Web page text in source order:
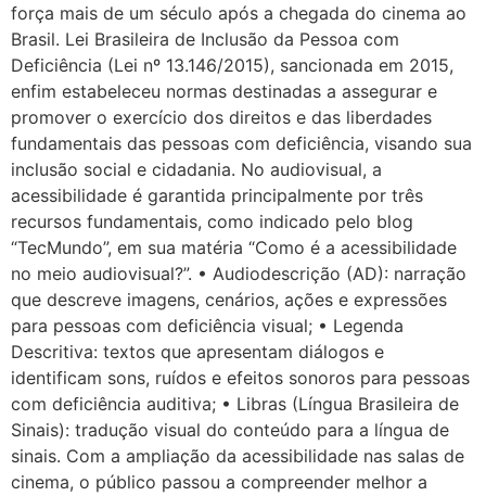
força mais de um século após a chegada do cinema ao
Brasil. Lei Brasileira de Inclusão da Pessoa com
Deficiência (Lei nº 13.146/2015), sancionada em 2015,
enfim estabeleceu normas destinadas a assegurar e
promover o exercício dos direitos e das liberdades
fundamentais das pessoas com deficiência, visando sua
inclusão social e cidadania. No audiovisual, a
acessibilidade é garantida principalmente por três
recursos fundamentais, como indicado pelo blog
“TecMundo”, em sua matéria “Como é a acessibilidade
no meio audiovisual?”. • Audiodescrição (AD): narração
que descreve imagens, cenários, ações e expressões
para pessoas com deficiência visual; • Legenda
Descritiva: textos que apresentam diálogos e
identificam sons, ruídos e efeitos sonoros para pessoas
com deficiência auditiva; • Libras (Língua Brasileira de
Sinais): tradução visual do conteúdo para a língua de
sinais. Com a ampliação da acessibilidade nas salas de
cinema, o público passou a compreender melhor a